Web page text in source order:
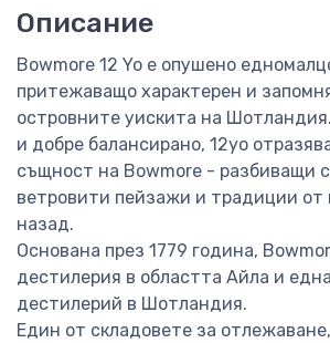
Описание
Bowmore 12 Yo е опушено
притежаващо характерен и
островните уискита на
и добре балансирано, 12yo
същност на Bowmore - разбиващи
ветровити пейзажи и традиции от
назад.
Основана през 1779 година,
дестилерия в областта Айла и
дестилерий в Шотландия.
Един от складовете за